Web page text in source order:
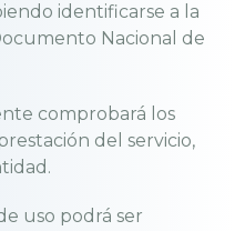
identificarse a la
Nacional de
comprobará los
del servicio,
uso podrá ser